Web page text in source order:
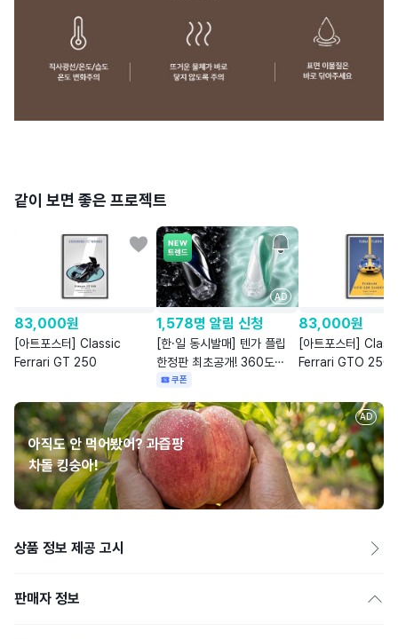
같이 보면 좋은 프로젝트
83,000원
[아트포스터] Classic
Ferrari GT 250
AD
1,578명 알림 신청
[한·일 동시발매] 텐가 플립
한정판 최초공개! 360도
전방향 자극
쿠폰
83,000원
[아트포스터]
Ferrari GTO 250
아직도 안 먹어봤어? 과즙팡
차돌 킹숭아!
AD
상품 정보 제공 고시
판매자 정보